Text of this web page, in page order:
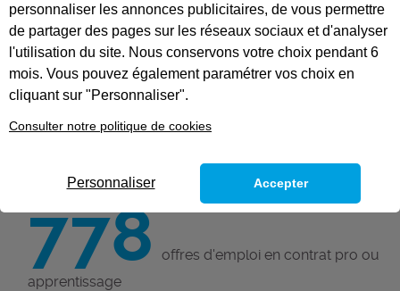
84 % des jeunes souhaitant suivre une formation en
alternance trouvent la recherche d'une entreprise difficile et
pour 62 % cette recherche est même stressante. Parce
que le choix de votre entreprise est crucial pour réussir
votre formation en alternance, nous vous proposons des
confiance.
778 offres d'emploi en contrat pro ou
apprentissage
personnaliser les annonces publicitaires, de vous permettre
de partager des pages sur les réseaux sociaux et d'analyser
l'utilisation du site. Nous conservons votre choix pendant 6
mois. Vous pouvez également paramétrer vos choix en
cliquant sur "Personnaliser".
Consulter notre politique de cookies
Personnaliser Accepter